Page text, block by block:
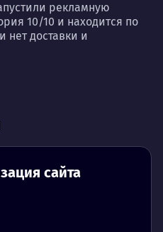
рекламную
10/10 и находится по
нет доставки и
сайта